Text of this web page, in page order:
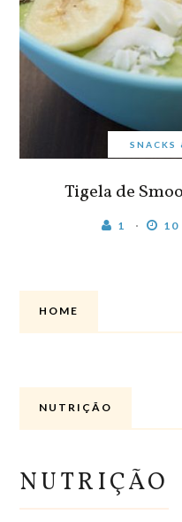
SNACKS
Tigela de
1 10
HOME
NUTRIÇÃO
NUTRIÇÃO